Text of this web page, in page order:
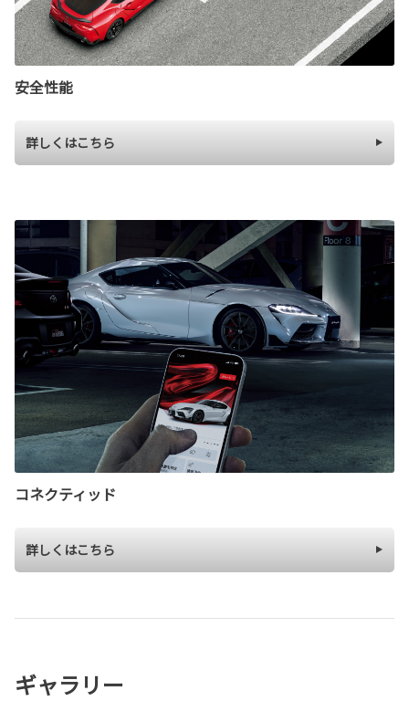
安全性能
詳しくはこちら
コネクティッド
詳しくはこちら
ギャラリー